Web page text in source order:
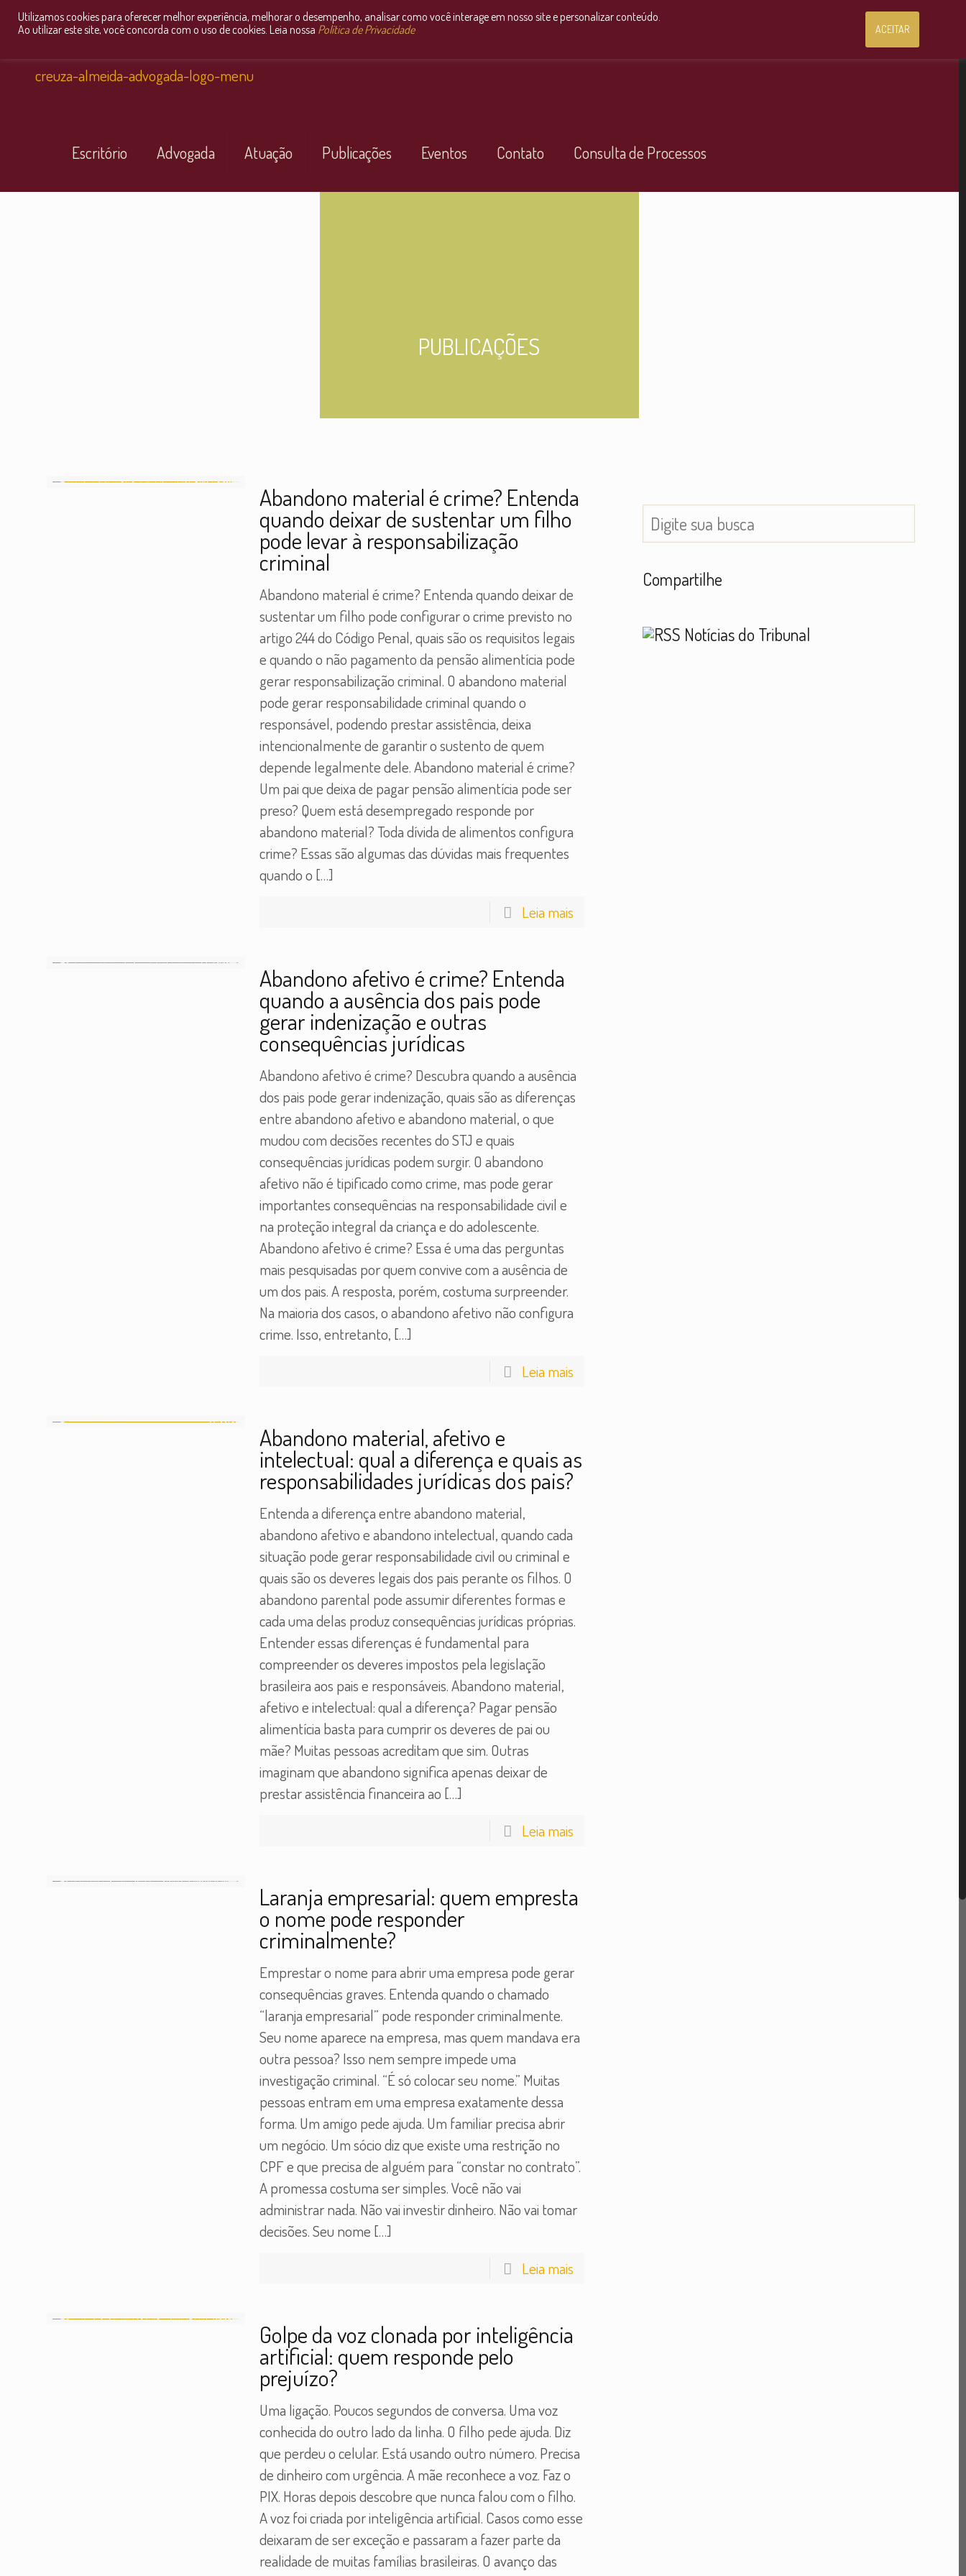
Consultoria Jurídica OnLine
Escritório Advogada Atuação Publicações Eventos Contato Consulta de Processos
PUBLICAÇÕES
Abandono material é crime? Entenda
quando deixar de sustentar um filho
pode levar à responsabilização
criminal
Abandono material é crime? Entenda quando deixar de
sustentar um filho pode configurar o crime previsto no
artigo 244 do Código Penal, quais são os requisitos legais
e quando o não pagamento da pensão alimentícia pode
gerar responsabilização criminal. O abandono material
pode gerar responsabilidade criminal quando o
responsável, podendo prestar assistência, deixa
intencionalmente de garantir o sustento de quem
depende legalmente dele. Abandono material é crime?
Um pai que deixa de pagar pensão alimentícia pode ser
preso? Quem está desempregado responde por
abandono material? Toda dívida de alimentos configura
crime? Essas são algumas das dúvidas mais frequentes
quando o […]
Leia mais
Abandono afetivo é crime? Entenda
quando a ausência dos pais pode
gerar indenização e outras
consequências jurídicas
Abandono afetivo é crime? Descubra quando a ausência
dos pais pode gerar indenização, quais são as diferenças
entre abandono afetivo e abandono material, o que
mudou com decisões recentes do STJ e quais
consequências jurídicas podem surgir. O abandono
afetivo não é tipificado como crime, mas pode gerar
importantes consequências na responsabilidade civil e
na proteção integral da criança e do adolescente.
Abandono afetivo é crime? Essa é uma das perguntas
mais pesquisadas por quem convive com a ausência de
um dos pais. A resposta, porém, costuma surpreender.
Na maioria dos casos, o abandono afetivo não configura
crime. Isso, entretanto, […]
Leia mais
Abandono material, afetivo e
intelectual: qual a diferença e quais as
responsabilidades jurídicas dos pais?
Entenda a diferença entre abandono material,
abandono afetivo e abandono intelectual, quando cada
situação pode gerar responsabilidade civil ou criminal e
quais são os deveres legais dos pais perante os filhos. O
abandono parental pode assumir diferentes formas e
cada uma delas produz consequências jurídicas próprias.
Entender essas diferenças é fundamental para
compreender os deveres impostos pela legislação
brasileira aos pais e responsáveis. Abandono material,
afetivo e intelectual: qual a diferença? Pagar pensão
alimentícia basta para cumprir os deveres de pai ou
mãe? Muitas pessoas acreditam que sim. Outras
imaginam que abandono significa apenas deixar de
prestar assistência financeira ao […]
Leia mais
Laranja empresarial: quem empresta
o nome pode responder
criminalmente?
Emprestar o nome para abrir uma empresa pode gerar
consequências graves. Entenda quando o chamado
“laranja empresarial” pode responder criminalmente.
Seu nome aparece na empresa, mas quem mandava era
outra pessoa? Isso nem sempre impede uma
investigação criminal. “É só colocar seu nome.” Muitas
pessoas entram em uma empresa exatamente dessa
forma. Um amigo pede ajuda. Um familiar precisa abrir
um negócio. Um sócio diz que existe uma restrição no
CPF e que precisa de alguém para “constar no contrato”.
A promessa costuma ser simples. Você não vai
administrar nada. Não vai investir dinheiro. Não vai tomar
decisões. Seu nome […]
Leia mais
Golpe da voz clonada por inteligência
artificial: quem responde pelo
prejuízo?
Uma ligação. Poucos segundos de conversa. Uma voz
conhecida do outro lado da linha. O filho pede ajuda. Diz
que perdeu o celular. Está usando outro número. Precisa
de dinheiro com urgência. A mãe reconhece a voz. Faz o
PIX. Horas depois descobre que nunca falou com o filho.
A voz foi criada por inteligência artificial. Casos como esse
deixaram de ser exceção e passaram a fazer parte da
realidade de muitas famílias brasileiras. O avanço das
Compartilhe
Notícias do Tribunal
Utilizamos cookies para oferecer melhor experiência, melhorar o desempenho, analisar como você interage em nosso site e personalizar conteúdo.
Ao utilizar este site, você concorda com o uso de cookies. Leia nossa Política de Privacidade ACEITAR